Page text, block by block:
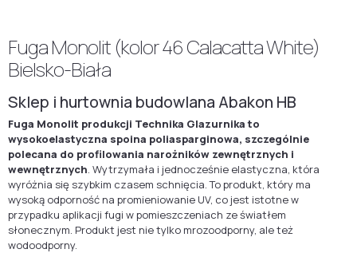
Fuga Monolit (kolor 46 Calacatta White)
Bielsko-Biała
Sklep i hurtownia budowlana Abakon HB
Fuga Monolit produkcji Technika Glazurnika to
wysokoelastyczna spoina poliasparginowa, szczególnie
polecana do profilowania narożników zewnętrznych i
wewnętrznych . Wytrzymała i jednocześnie elastyczna, która
wyróżnia się szybkim czasem schnięcia. To produkt, który ma
wysoką odporność na promieniowanie UV, co jest istotne w
przypadku aplikacji fugi w pomieszczeniach ze światłem
słonecznym. Produkt jest nie tylko mrozoodporny, ale też
wodoodporny.